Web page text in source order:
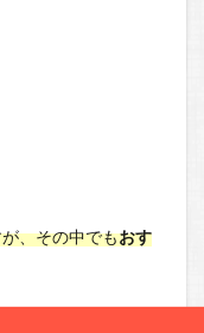
、その中でもおす